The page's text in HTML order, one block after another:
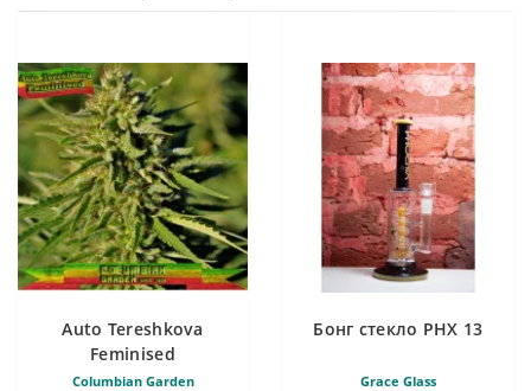
Auto Tereshkova
Feminised
Columbian Garden
Бонг стекло PHX 13
Grace Glass